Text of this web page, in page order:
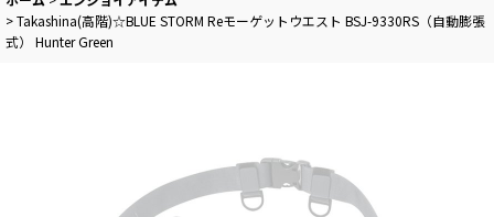
>Takashina(高階)☆BLUE STORM Reモーゲットウエスト BSJ-9330RS（自動膨張
式） Hunter Green